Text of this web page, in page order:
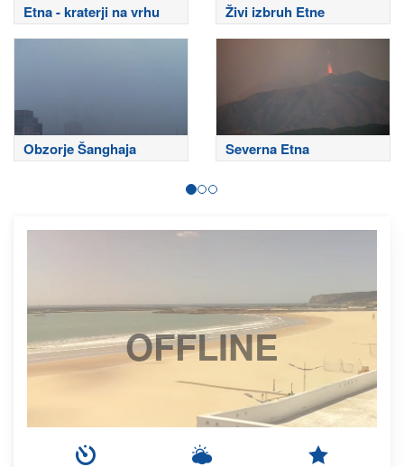
Etna - kraterji na vrhu Živi izbruh Etne
Obzorje Šanghaja Severna Etna
OFFLINE